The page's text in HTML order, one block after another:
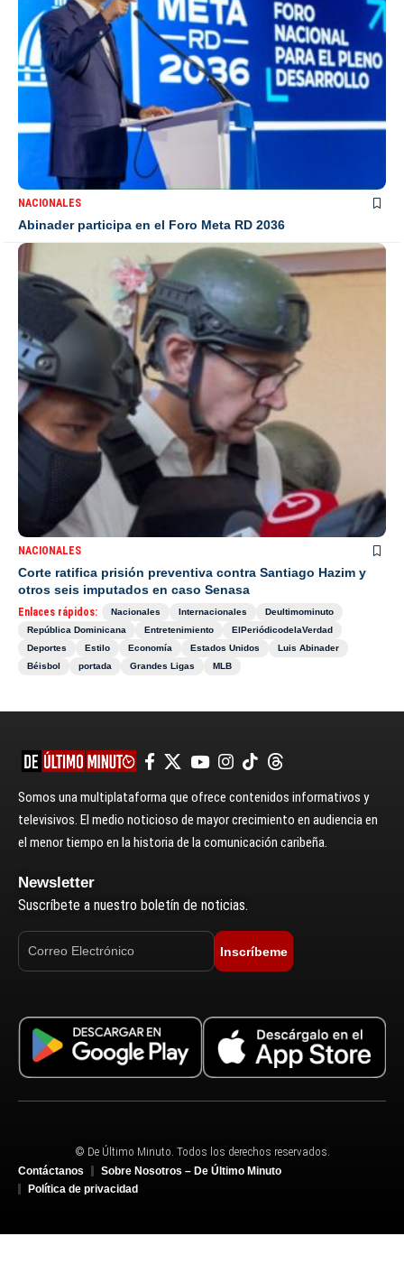
NACIONALES
Abinader participa en el Foro Meta RD 2036
NACIONALES
Corte ratifica prisión preventiva contra Santiago Hazim y
otros seis imputados en caso Senasa
Enlaces rápidos: Nacionales Internacionales
Deultimominuto
República Dominicana
Entretenimiento
ElPeriódicodelaVerdad
Deportes
Estilo Economía Estados Unidos
Luis Abinader
Béisbol
portada Grandes Ligas MLB
Somos una multiplataforma que ofrece contenidos informativos y
televisivos. El medio noticioso de mayor crecimiento en audiencia en
el menor tiempo en la historia de la comunicación caribeña.
Newsletter
Suscríbete a nuestro boletín de noticias.
Inscríbeme
© De Último Minuto. Todos los derechos reservados.
Contáctanos
Sobre Nosotros – De Último Minuto
Política de privacidad